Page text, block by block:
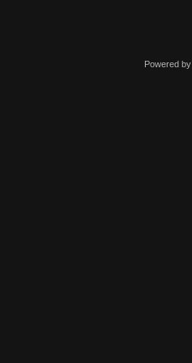
Powered by